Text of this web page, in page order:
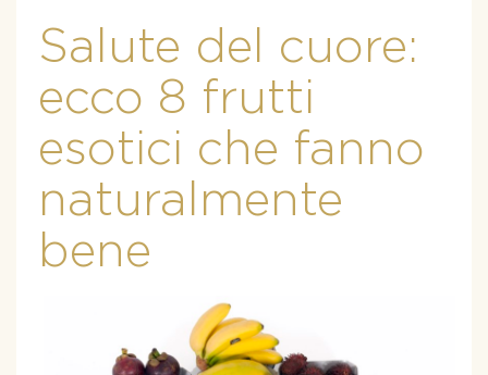
Salute del cuore:
ecco 8 frutti
esotici che fanno
naturalmente
bene